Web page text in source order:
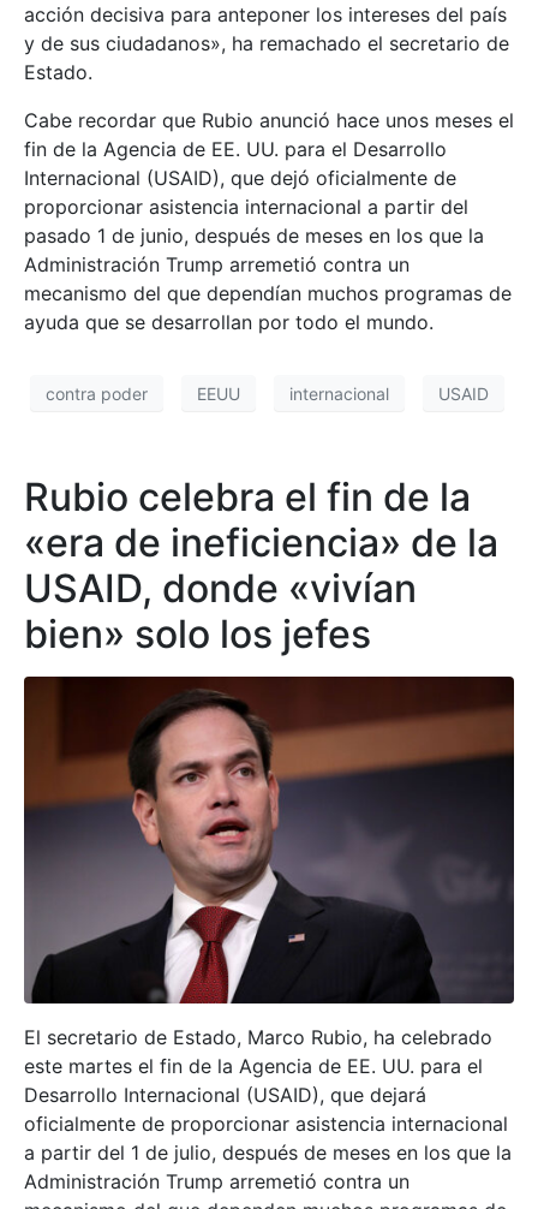
acción decisiva para anteponer los intereses del país
y de sus ciudadanos», ha remachado el secretario de
Estado.
Cabe recordar que Rubio anunció hace unos meses el
fin de la Agencia de EE. UU. para el Desarrollo
Internacional (USAID), que dejó oficialmente de
proporcionar asistencia internacional a partir del
pasado 1 de junio, después de meses en los que la
Administración Trump arremetió contra un
mecanismo del que dependían muchos programas de
ayuda que se desarrollan por todo el mundo.
contra poder EEUU internacional USAID
Rubio celebra el fin de la
«era de ineficiencia» de la
USAID, donde «vivían
bien» solo los jefes
El secretario de Estado, Marco Rubio, ha celebrado
este martes el fin de la Agencia de EE. UU. para el
Desarrollo Internacional (USAID), que dejará
oficialmente de proporcionar asistencia internacional
a partir del 1 de julio, después de meses en los que la
Administración Trump arremetió contra un